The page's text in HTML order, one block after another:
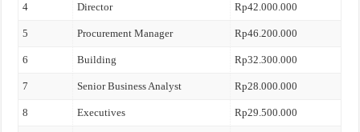
4 Director Rp42.000.000
5 Procurement Manager Rp46.200.000
6 Building Rp32.300.000
7 Senior Business Analyst Rp28.000.000
8 Executives Rp29.500.000